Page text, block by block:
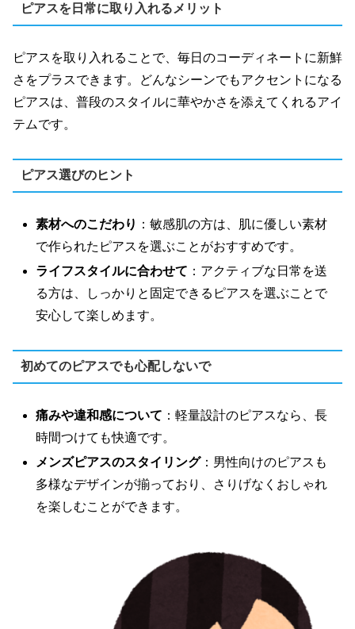
ピアスを日常に取り入れるメリット
ピアスを取り入れることで、毎日のコーディネートに新鮮
さをプラスできます。どんなシーンでもアクセントになる
ピアスは、普段のスタイルに華やかさを添えてくれるアイ
テムです。
ピアス選びのヒント
素材へのこだわり ：敏感肌の方は、肌に優しい素材
で作られたピアスを選ぶことがおすすめです。
ライフスタイルに合わせて ：アクティブな日常を送
る方は、しっかりと固定できるピアスを選ぶことで
安心して楽しめます。
初めてのピアスでも心配しないで
痛みや違和感について ：軽量設計のピアスなら、長
時間つけても快適です。
メンズピアスのスタイリング：男性向けのピアスも
多様なデザインが揃っており、さりげなくおしゃれ
を楽しむことができます。